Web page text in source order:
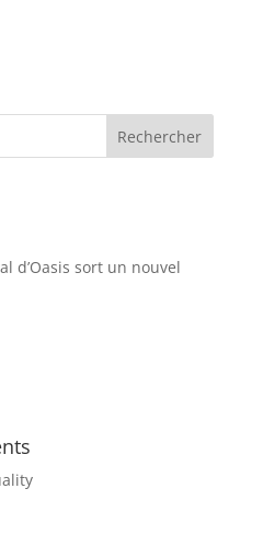
d’Oasis sort un nouvel